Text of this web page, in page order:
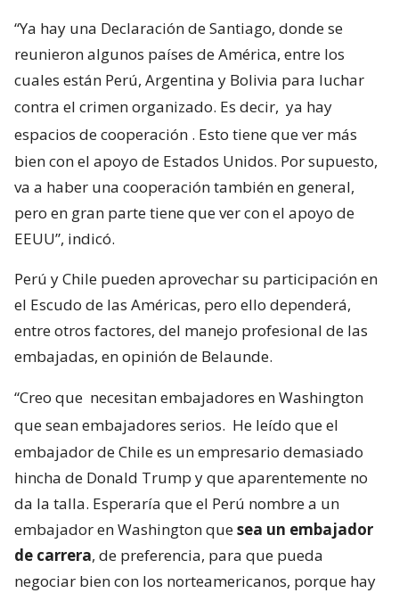
“Ya hay una Declaración de Santiago, donde se
reunieron algunos países de América, entre los
cuales están Perú, Argentina y Bolivia para luchar
contra el crimen organizado. Es decir, ya hay
espacios de cooperación . Esto tiene que ver más
bien con el apoyo de Estados Unidos. Por supuesto,
va a haber una cooperación también en general,
pero en gran parte tiene que ver con el apoyo de
EEUU”, indicó.
Perú y Chile pueden aprovechar su participación en
el Escudo de las Américas, pero ello dependerá,
entre otros factores, del manejo profesional de las
embajadas, en opinión de Belaunde.
“Creo que necesitan embajadores en Washington
que sean embajadores serios. He leído que el
embajador de Chile es un empresario demasiado
hincha de Donald Trump y que aparentemente no
da la talla. Esperaría que el Perú nombre a un
embajador en Washington quesea un embajador
de carrera, de preferencia, para que pueda
negociar bien con los norteamericanos, porque hay